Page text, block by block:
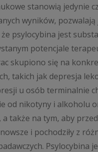
stanowią jedynie
wyników, pozwalają
psylocybina jest
potencjale
skupiono się na
takich jak depresja
u osób terminalnie
od nikotyny i alkoholu
a także na tym, aby
i pochodziły z
Psylocybina